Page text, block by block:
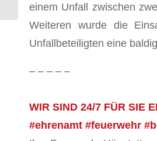
einem Unfall zwischen
Weiteren wurde die
Unfallbeteiligten eine
– – – – –
WIR SIND 24/7 FÜR SIE
#ehrenamt #feuerwehr